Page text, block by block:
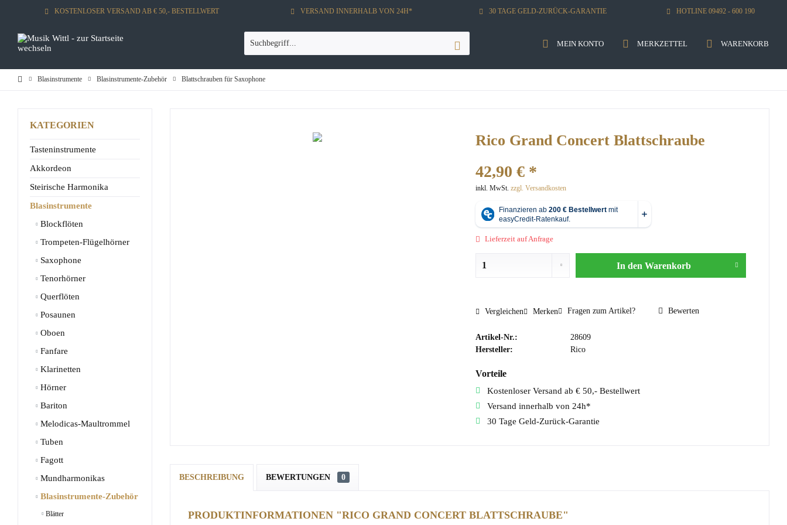
KOSTENLOSER VERSAND AB € 50,- BESTELLWERT VERSAND INNERHALB VON 24H* 30 TAGE GELD-ZURÜCK-GARANTIE HOTLINE 09492 - 600 190
WARENKORB
MERKZETTEL
MEIN KONTO
Blasinstrumente Blasinstrumente-Zubehör Blattschrauben für Saxophone
KATEGORIEN
Tasteninstrumente
Akkordeon
Steirische Harmonika
Blasinstrumente
Blockflöten
Trompeten-Flügelhörner
Saxophone
Tenorhörner
Querflöten
Posaunen
Oboen
Fanfare
Klarinetten
Hörner
Bariton
Melodicas-Maultrommel
Tuben
Fagott
Mundharmonikas
Blasinstrumente-Zubehör
Blätter
Rico Grand Concert Blattschraube
42,90 € *
inkl. MwSt. zzgl. Versandkosten
Lieferzeit auf Anfrage
In den Warenkorb
Vergleichen Merken Fragen zum Artikel? Bewerten
Artikel-Nr.:
28609
Hersteller:
Rico
Vorteile
Kostenloser Versand ab € 50,- Bestellwert
Versand innerhalb von 24h*
30 Tage Geld-Zurück-Garantie
BESCHREIBUNG BEWERTUNGEN 0
PRODUKTINFORMATIONEN "RICO GRAND CONCERT BLATTSCHRAUBE"